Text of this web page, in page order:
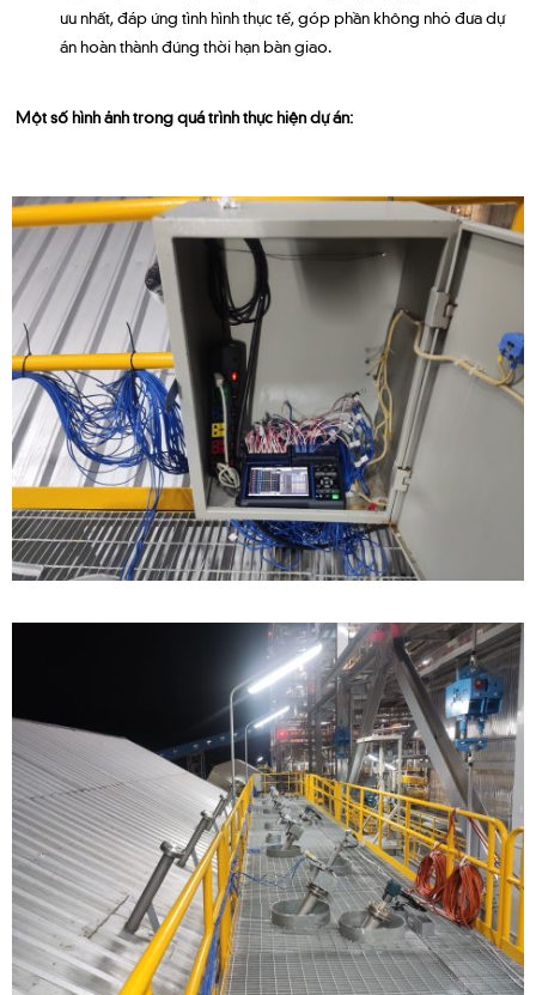
ưu nhất, đáp ứng tình hình thực tế, góp phần không nhỏ đưa dự
án hoàn thành đúng thời hạn bàn giao.
Một số hình ảnh trong quá trình thực hiện dự án: